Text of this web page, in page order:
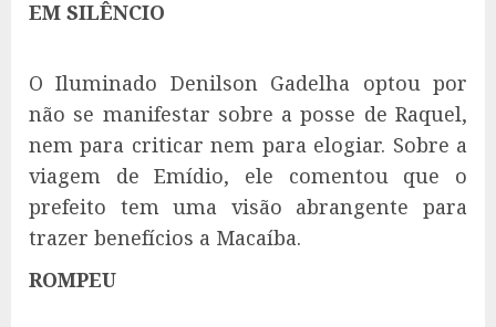
EM SILÊNCIO
O Iluminado Denilson Gadelha optou por
não se manifestar sobre a posse de Raquel,
nem para criticar nem para elogiar. Sobre a
viagem de Emídio, ele comentou que o
prefeito tem uma visão abrangente para
trazer benefícios a Macaíba.
ROMPEU